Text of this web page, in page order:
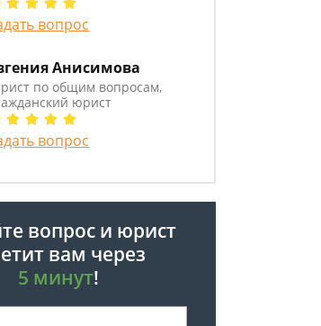
вопрос
Анисимова
по общим вопросам,
юрист
вопрос
вопрос и юрист
вам через
5 минут!